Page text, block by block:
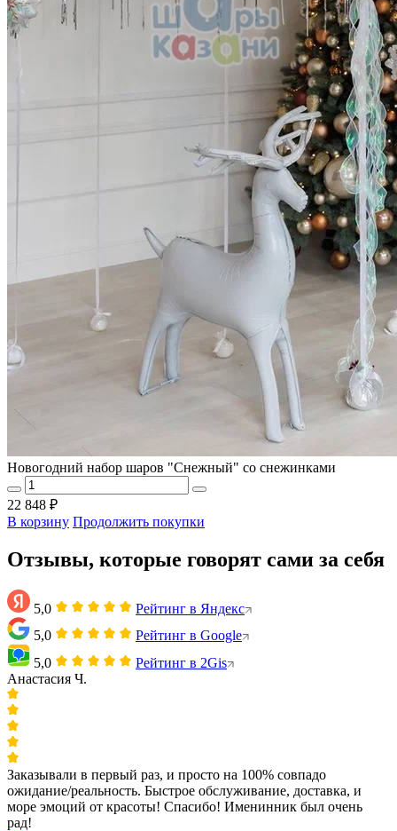
Новогодний набор шаров "Снежный" со снежинками
22 848 ₽
В корзину Продолжить покупки
Отзывы, которые говорят сами за себя
5,0
Рейтинг в Яндекс
5,0
Рейтинг в Google
5,0
Рейтинг в 2Gis
Анастасия Ч.
Заказывали в первый раз, и просто на 100% совпадо
ожидание/реальность. Быстрое обслуживание, доставка, и
море эмоций от красоты! Спасибо! Именинник был очень
рад!